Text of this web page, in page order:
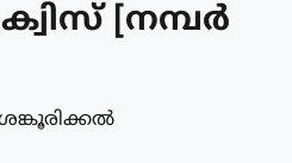
ക്വിസ് [നമ്പര്‍